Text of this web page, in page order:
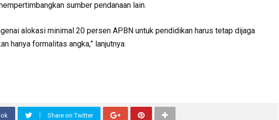
sumber pendanaan lain.
alokasi minimal 20 persen APBN untuk pendidikan harus tetap dijaga
hanya formalitas angka,” lanjutnya.
Share on Twitter